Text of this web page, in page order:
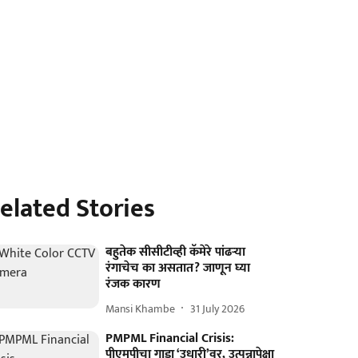
Stories
बहुतेक सीसीटीव्ही कॅमेरे पांढऱ्या
रंगाचेच का असतात? जाणून घ्या
रंजक कारण
Mansi Khambe 31 July 2026
PMPML Financial Crisis: